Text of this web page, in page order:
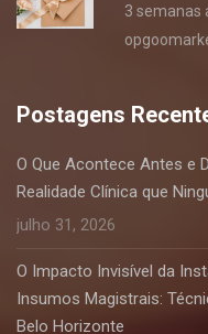
3 semanas
Postagens
O Que Acontece Antes e
Realidade Clínica que
julho 31, 2026
O Impacto Invisível da
Insumos Magistrais:
Belo Horizonte